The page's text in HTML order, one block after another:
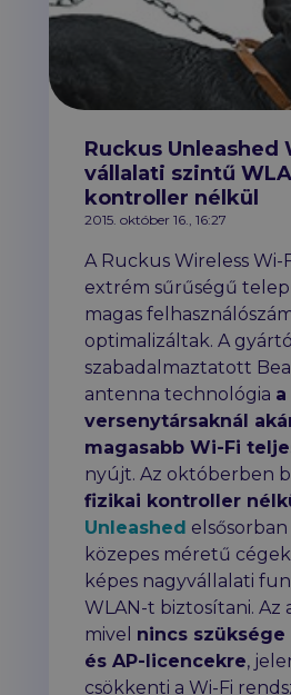
Ruckus Unleashed
vállalati szintű
kontroller nélkül
2015. október 16., 16:27
A Ruckus Wireless Wi-
extrém sűrűségű
magas
optimalizáltak. A
szabadalmaztatott
antenna technológia a
versenytársaknál
magasabb Wi-Fi
nyújt. Az októberben
fizikai kontroller
Unleashed elsősorban
közepes méretű cégek
képes nagyvállalati
WLAN-t biztosítani. Az
mivel nincs
és AP-licencekre,
csökkenti a Wi-Fi